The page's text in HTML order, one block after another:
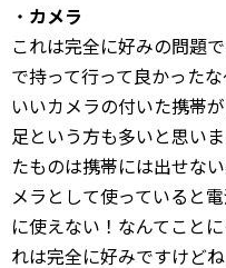
・ カメラ
これは完全に好みの問題
で持って行って良かった
いいカメラの付いた携帯
足という方も多いと思い
たものは携帯には出せな
メラとして使っていると
に使えない！なんてこと
れは完全に好みですけどね